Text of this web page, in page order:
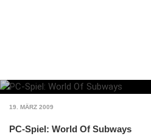
19. MÄRZ 2009
PC-Spiel: World Of Subways